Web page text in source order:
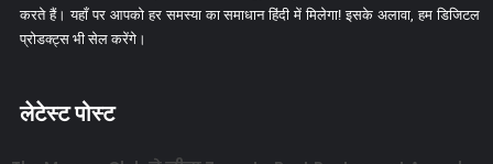
करते हैं। यहाँ पर आपको हर समस्या का समाधान हिंदी में मिलेगा! इसके अलावा, हम डिजिटल
प्रोडक्ट्स भी सेल करेंगे।
लेटेस्ट पोस्ट